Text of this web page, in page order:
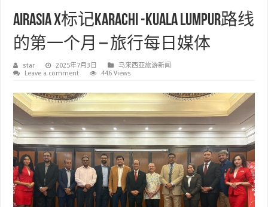
Airasia X标记Karachi -Kuala Lumpur路线
的第一个月 – 旅行每日媒体
star 2025年7月3日
马来西亚旅游新闻
Leave a comment
446 Views